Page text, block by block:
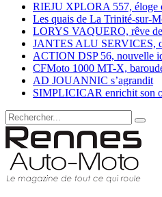
RIEJU XPLORA 557, éloge
Les quais de La Trinité-sur-
LORYS VAQUERO, rêve
JANTES ALU SERVICES,
ACTION DSP 56, nouvelle
CFMoto 1000 MT-X,
AD JOUANNIC s’agrandit
SIMPLICICAR enrichit son